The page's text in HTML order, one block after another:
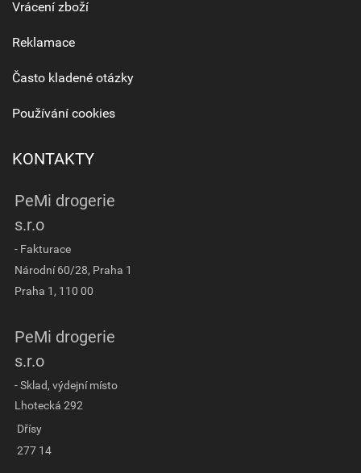
Vrácení zboží
Reklamace
Často kladené otázky
Používání cookies
KONTAKTY
PeMi drogerie
s.r.o
- Fakturace
Národní 60/28, Praha 1
Praha 1, 110 00
PeMi drogerie
s.r.o
- Sklad, výdejní místo
Lhotecká 292
Dřísy
277 14